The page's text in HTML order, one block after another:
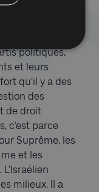
d’Israël.
à la faiblesse
politiques,
et leurs
qu’il y a des
des
de droit
c’est parce
Suprême, les
et les
milieux. Il a